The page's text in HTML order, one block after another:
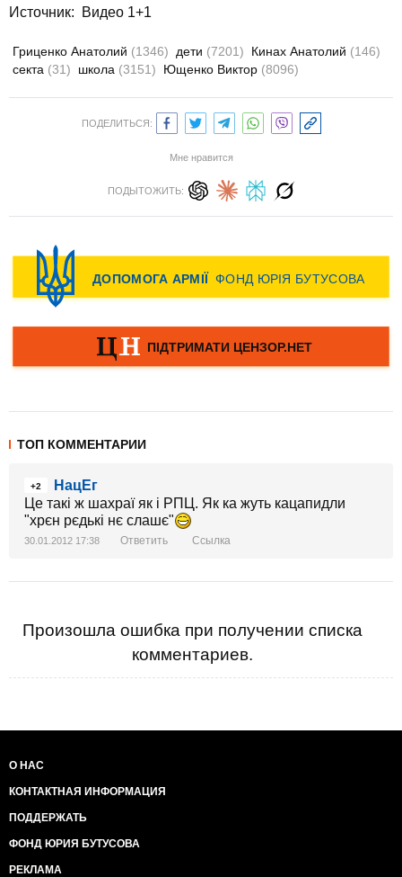
Источник:
Видео 1+1
Гриценко Анатолий (1346) дети (7201) Кинах Анатолий (146)
секта (31) школа (3151) Ющенко Виктор (8096)
ПОДЕЛИТЬСЯ:
Мне нравится
ПОДЫТОЖИТЬ:
ТОП КОММЕНТАРИИ
+2
НацЕг
Це такі ж шахраї як і РПЦ. Як ка жуть кацапидли
"хрєн рєдькі нє слашє"
30.01.2012 17:38 Ответить Ссылка
Произошла ошибка при получении списка
комментариев.
О НАС
КОНТАКТНАЯ ИНФОРМАЦИЯ
ПОДДЕРЖАТЬ
ФОНД ЮРИЯ БУТУСОВА
РЕКЛАМА